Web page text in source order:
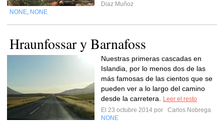
Diaz Muñoz
NONE NONE
Hraunfossar y Barnafoss
Nuestras primeras cascadas en
Islandia, por lo menos dos de las
más famosas de las cientos que se
pueden ver a lo largo del camino
desde la carretera.
Leer el resto
El 23 octubre 2014 por
Carlos Nobrega
NONE